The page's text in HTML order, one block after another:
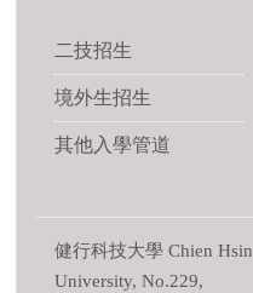
二技招生
境外生招生
其他入學管道
健行科技大學 Chien Hsin
University, No.229,